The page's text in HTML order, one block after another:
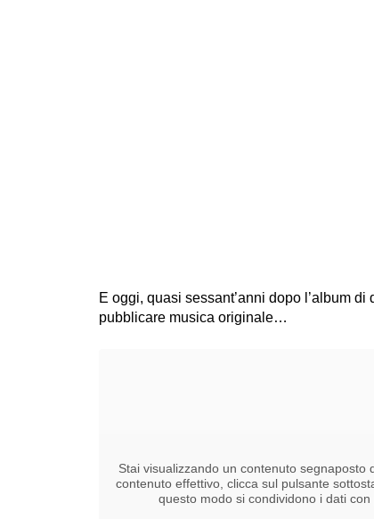
E oggi, quasi sessant’anni dopo l’album
pubblicare musica originale…
Stai visualizzando un contenuto segnaposto
contenuto effettivo, clicca sul pulsante
questo modo si condividono i dati con